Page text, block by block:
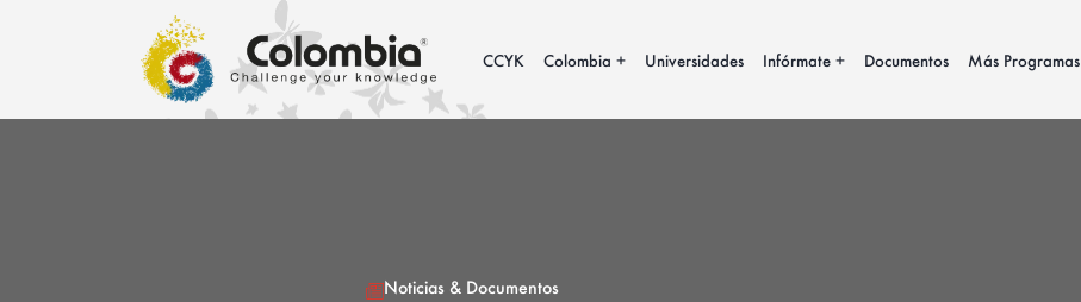
CCYK Colombia Universidades Infórmate Documentos Más Programas
Noticias & Documentos